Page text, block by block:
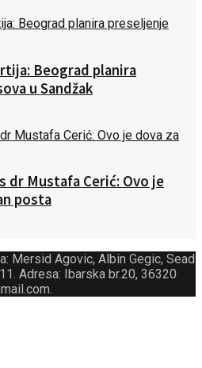
Beograd planira
u Sandžak
dr Mustafa Cerić: Ovo je
posta
Mersid Agovic, Albin Gegic, Sead
Adresa: Ibarska br.20, 36320
.